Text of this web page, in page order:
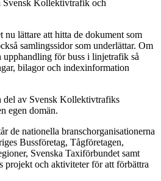
Svensk Kollektivtrafik och
nu lättare att hitta de dokument som
samlingssidor som underlättar. Om
upphandling för buss i linjetrafik så
bilagor och indexinformation
del av Svensk Kollektivtrafiks
egen domän.
de nationella branschorganisationerna
Bussföretag, Tågföretagen,
Svenska Taxiförbundet samt
projekt och aktiviteter för att förbättra